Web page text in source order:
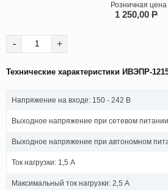
Розничная цена
1 250,00 P
- +
Технические характеристики ИВЭПР-
Напряжение на входе: 150 - 242 В
Выходное напряжение при сетевом
Выходное напряжение при автономном
Ток нагрузки: 1,5 А
Максимальный ток нагрузки: 2,5 А